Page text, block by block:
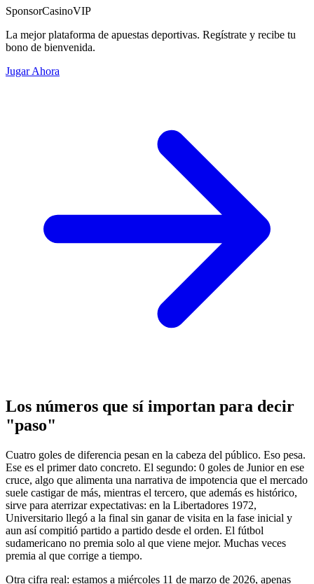
SponsorCasinoVIP
La mejor plataforma de apuestas deportivas. Regístrate y recibe tu
bono de bienvenida.
Jugar Ahora
Los números que sí importan para decir
"paso"
Cuatro goles de diferencia pesan en la cabeza del público. Eso pesa.
Ese es el primer dato concreto. El segundo: 0 goles de Junior en ese
cruce, algo que alimenta una narrativa de impotencia que el mercado
suele castigar de más, mientras el tercero, que además es histórico,
sirve para aterrizar expectativas: en la Libertadores 1972,
Universitario llegó a la final sin ganar de visita en la fase inicial y
aun así compitió partido a partido desde el orden. El fútbol
sudamericano no premia solo al que viene mejor. Muchas veces
premia al que corrige a tiempo.
Otra cifra real: estamos a miércoles 11 de marzo de 2026, apenas